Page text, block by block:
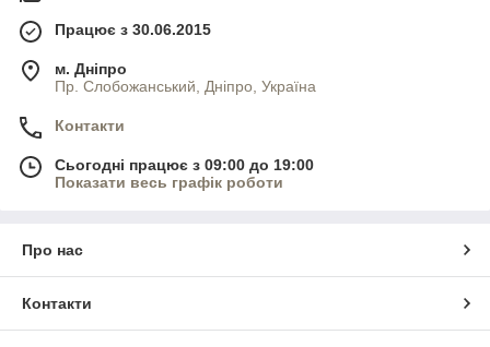
Працює з 30.06.2015
м. Дніпро
Пр. Слобожанський, Дніпро, Україна
Контакти
Сьогодні працює з 09:00 до 19:00
Показати весь графік роботи
Про нас
Контакти